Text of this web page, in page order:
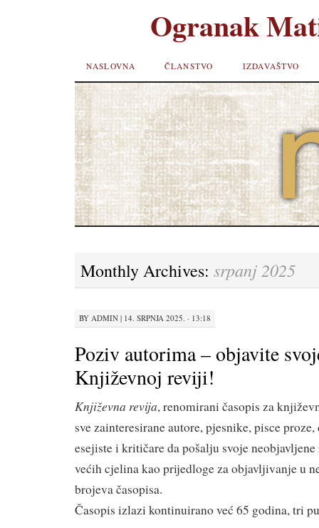
Ogranak
SKIP TO
CONTENT
NASLOVNA ČLANSTVO IZDAVAŠTVO
Monthly Archives: srpanj 2025
BY ADMIN | 14. SRPNJA 2025. · 13:18
Poziv autorima – objavite
Književnoj reviji!
Književna revija, renomirani časopis za
sve zainteresirane autore, pjesnike, pisce
esejiste i kritičare da pošalju svoje
većih cjelina kao prijedloge za objavljivanje u
brojeva časopisa.
Časopis izlazi kontinuirano već 65 godina, tri